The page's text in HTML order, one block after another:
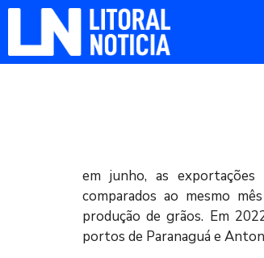
em junho, as
comparados ao mesmo
produção de grãos. Em
portos de Paranaguá e